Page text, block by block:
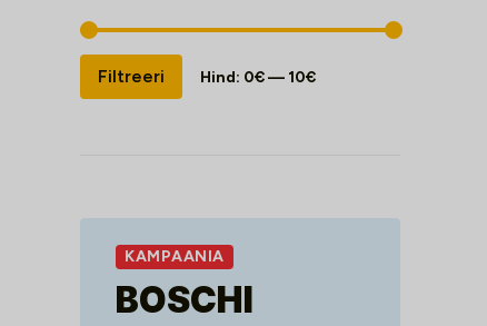
Minimaalne
hind
Maksimaalne
hind
Filtreeri Hind: 0€— 10€
KAMPAANIA
BOSCHI